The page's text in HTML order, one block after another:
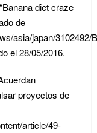
diet craze
de
asia/japan/3102492/
el 28/05/2016.
proyectos de
article/49-